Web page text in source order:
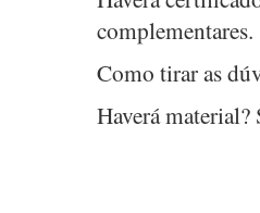
complementares.
Como tirar as
Haverá